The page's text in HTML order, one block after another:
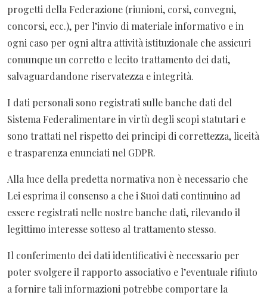
progetti della Federazione (riunioni, corsi, convegni,
concorsi, ecc.), per l’invio di materiale informativo e in
ogni caso per ogni altra attività istituzionale che assicuri
comunque un corretto e lecito trattamento dei dati,
salvaguardandone riservatezza e integrità.
I dati personali sono registrati sulle banche dati del
Sistema Federalimentare in virtù degli scopi statutari e
sono trattati nel rispetto dei principi di correttezza, liceità
e trasparenza enunciati nel GDPR.
Alla luce della predetta normativa non è necessario che
Lei esprima il consenso a che i Suoi dati continuino ad
essere registrati nelle nostre banche dati, rilevando il
legittimo interesse sotteso al trattamento stesso.
Il conferimento dei dati identificativi è necessario per
poter svolgere il rapporto associativo e l’eventuale rifiuto
a fornire tali informazioni potrebbe comportare la